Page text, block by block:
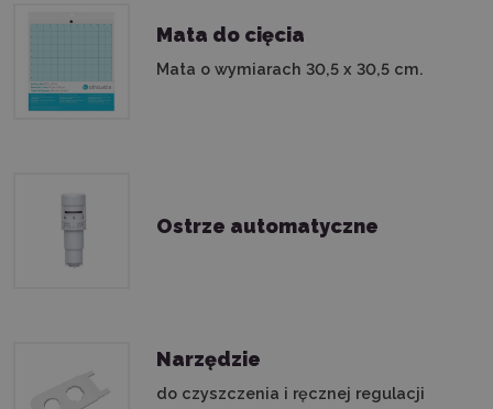
Mata do cięcia
Mata o wymiarach 30,5 x 30,5 cm.
Ostrze automatyczne
Narzędzie
do czyszczenia i ręcznej regulacji